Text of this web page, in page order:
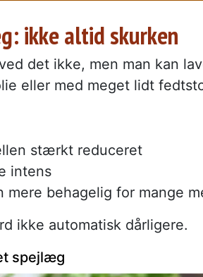
ikke altid skurken
det ikke, men man kan
eller med meget lidt
stærkt reduceret
intens
mere behagelig for mange
ikke automatisk dårligere.
spejlæg